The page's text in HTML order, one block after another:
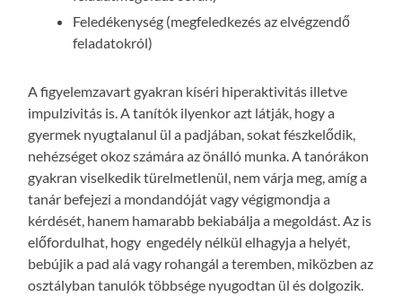
Feledékenység (megfeledkezés az elvégzendő
feladatokról)
A figyelemzavart gyakran kíséri hiperaktivitás illetve
impulzivitás is. A tanítók ilyenkor azt látják, hogy a
gyermek nyugtalanul ül a padjában, sokat fészkelődik,
nehézséget okoz számára az önálló munka. A tanórákon
gyakran viselkedik türelmetlenül, nem várja meg, amíg a
tanár befejezi a mondandóját vagy végigmondja a
kérdését, hanem hamarabb bekiabálja a megoldást. Az is
előfordulhat, hogy engedély nélkül elhagyja a helyét,
bebújik a pad alá vagy rohangál a teremben, miközben az
osztályban tanulók többsége nyugodtan ül és dolgozik.